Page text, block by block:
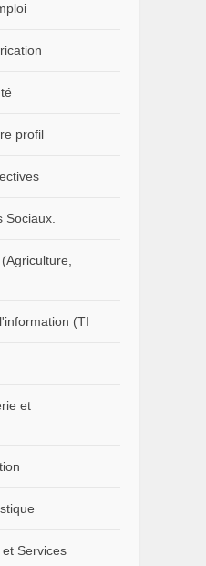
profil
Sociaux.
(TI
et
Services